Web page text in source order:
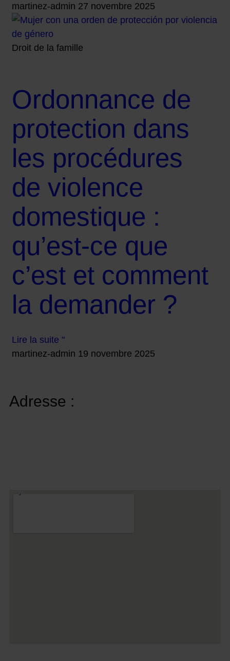
martinez-admin 27 novembre 2025
Droit de la famille
Ordonnance de
protection dans
les procédures
de violence
domestique :
qu’est-ce que
c’est et comment
la demander ?
Lire la suite "
martinez-admin 19 novembre 2025
Adresse :